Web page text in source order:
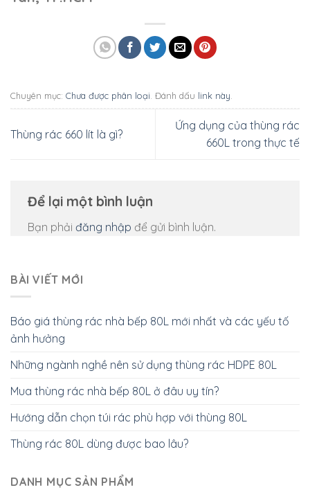
Chuyên mục: Chưa được phân loại . Đánh dấu link này
Thùng rác 660 lít là gì?
Ứng dụng của thùng rác
660L trong thực tế
Để lại một bình luận
Bạn phải đăng nhập để gửi bình luận.
BÀI VIẾT MỚI
Báo giá thùng rác nhà bếp 80L mới nhất và các yếu tố
ảnh hưởng
Những ngành nghề nên sử dụng thùng rác HDPE 80L
Mua thùng rác nhà bếp 80L ở đâu uy tín?
Hướng dẫn chọn túi rác phù hợp với thùng 80L
Thùng rác 80L dùng được bao lâu?
DANH MỤC SẢN PHẨM